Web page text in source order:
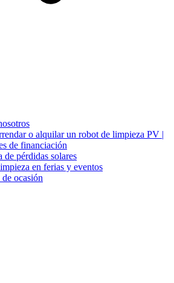
o alquilar un robot de limpieza PV |
de financiación
de pérdidas solares
en ferias y eventos
ocasión